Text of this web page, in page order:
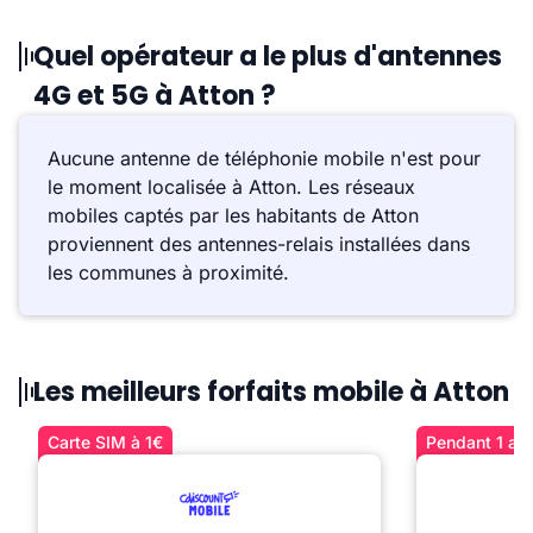
Quel opérateur a le plus d'antennes
4G et 5G à Atton ?
Aucune antenne de téléphonie mobile n'est pour
le moment localisée à Atton. Les réseaux
mobiles captés par les habitants de Atton
proviennent des antennes-relais installées dans
les communes à proximité.
Les meilleurs forfaits mobile à Atton
Carte SIM à 1€ Pendant 1